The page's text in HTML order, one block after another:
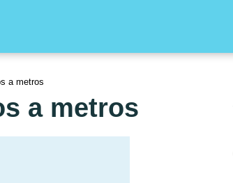
a metros
a metros